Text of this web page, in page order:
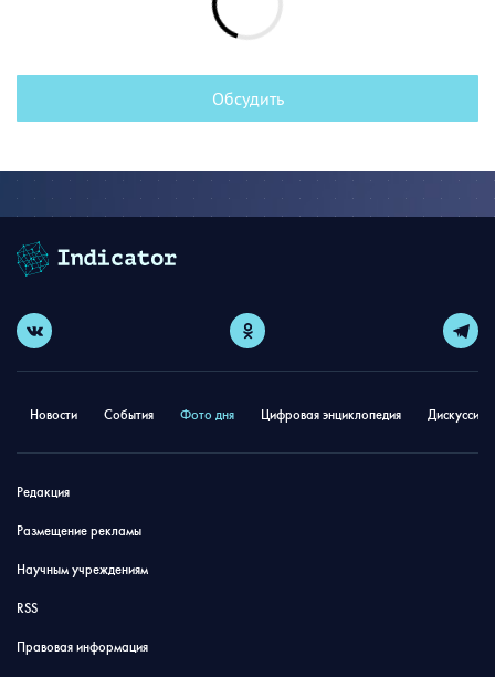
Обсудить
Новости События Фото дня Цифровая энциклопедия
Редакция
Размещение рекламы
Научным учреждениям
RSS
Правовая информация